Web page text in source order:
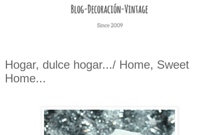
Hogar, dulce hogar.../ Home, Sweet
Home...